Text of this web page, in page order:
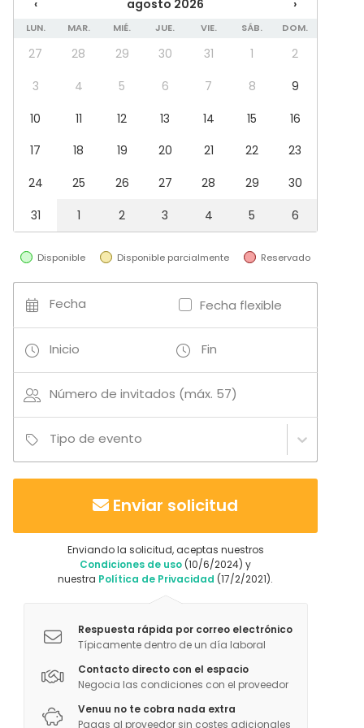
‹ agosto 2026 ›
LUN. MAR. MIÉ. JUE. VIE. SÁB. DOM.
27 28 29 30 31 1
2
3
4 5 6 7 8
9
10
11 12 13 14 15
16
17
18 19 20 21 22
23
24
25 26 27 28 29
30
31
1 2 3 4 5 6
Disponible Disponible parcialmente Reservado
Fecha Fecha flexible
Inicio Fin
Número de invitados (máx. 57)
Tipo de evento
Enviar solicitud
Enviando la solicitud, aceptas nuestros
Condiciones de uso (10/6/2024) y
nuestra Política de Privacidad (17/2/2021).
Respuesta rápida por correo electrónico
Típicamente dentro de un día laboral
Contacto directo con el espacio
Negocia las condiciones con el proveedor
Venuu no te cobra nada extra
Pagas al proveedor sin costes adicionales